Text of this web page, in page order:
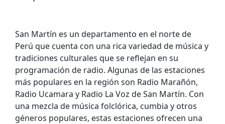
San Martín es un departamento en el norte de
Perú que cuenta con una rica variedad de música y
tradiciones culturales que se reflejan en su
programación de radio. Algunas de las estaciones
más populares en la región son Radio Marañón,
Radio Ucamara y Radio La Voz de San Martín. Con
una mezcla de música folclórica, cumbia y otros
géneros populares, estas estaciones ofrecen una